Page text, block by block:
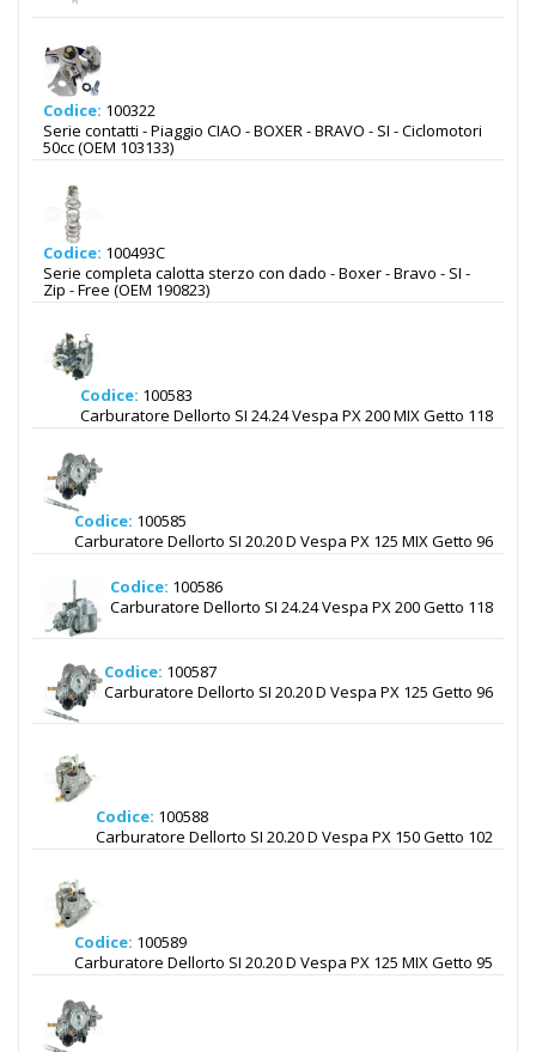
Codice: 100322
Serie contatti - Piaggio CIAO - BOXER - BRAVO - SI - Ciclomotori
50cc (OEM 103133)
Codice: 100493C
Serie completa calotta sterzo con dado - Boxer - Bravo - SI -
Zip - Free (OEM 190823)
Codice: 100583
Carburatore Dellorto SI 24.24 Vespa PX 200 MIX Getto 118
Codice: 100585
Carburatore Dellorto SI 20.20 D Vespa PX 125 MIX Getto 96
Codice: 100586
Carburatore Dellorto SI 24.24 Vespa PX 200 Getto 118
Codice: 100587
Carburatore Dellorto SI 20.20 D Vespa PX 125 Getto 96
Codice: 100588
Carburatore Dellorto SI 20.20 D Vespa PX 150 Getto 102
Codice: 100589
Carburatore Dellorto SI 20.20 D Vespa PX 125 MIX Getto 95